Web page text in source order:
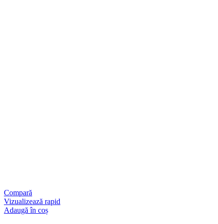
Compară
Vizualizează rapid
Adaugă în coș